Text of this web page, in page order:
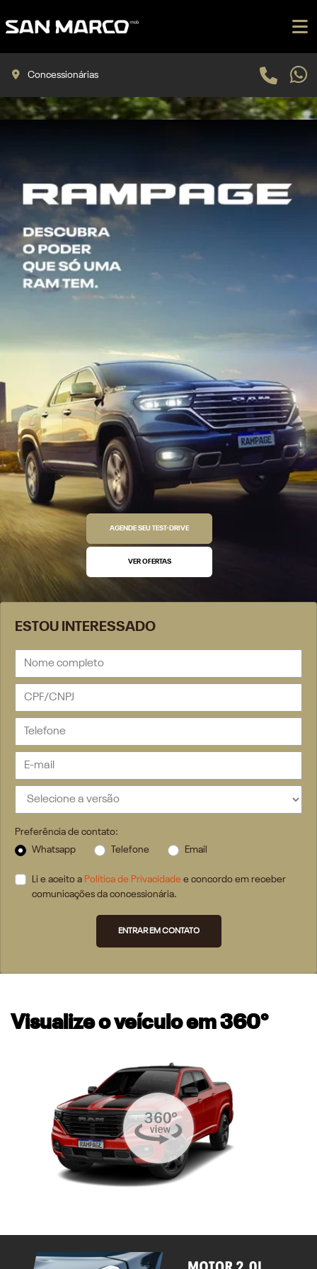
Concessionárias
ESTOU INTERESSADO
Preferência de contato:
Whatsapp
Telefone Email
Li e aceito a Política de Privacidade e concordo em receber
comunicações da concessionária.
ENTRAR EM CONTATO
AGENDE SEU TEST-DRIVE
VER OFERTAS
Visualize o veículo em 360°